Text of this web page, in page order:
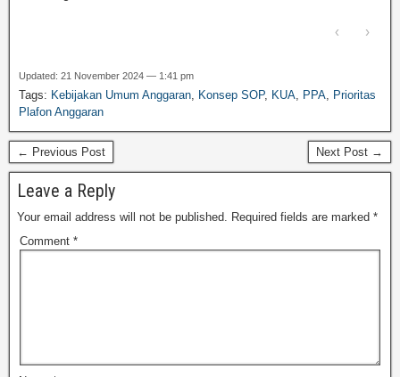
‹ ›
Updated: 21 November 2024 — 1:41 pm
Tags: Kebijakan Umum Anggaran, Konsep SOP, KUA, PPA, Prioritas
Plafon Anggaran
← Previous Post Next Post →
Leave a Reply
Your email address will not be published. Required fields are marked *
Comment *